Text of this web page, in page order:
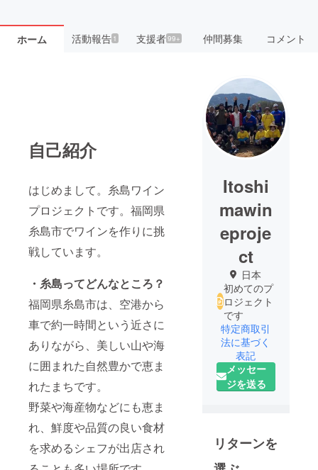
ホーム 活動報告1 支援者99+ 仲間募集 コメント
自己紹介
はじめまして。糸島ワイン
プロジェクトです。福岡県
糸島市でワインを作りに挑
戦しています。
・糸島ってどんなところ？
福岡県糸島市は、空港から
車で約一時間という近さに
ありながら、美しい山や海
に囲まれた自然豊かで恵ま
れたまちです。
野菜や海産物などにも恵ま
れ、鮮度や品質の良い食材
を求めるシェフが出店され
Itoshi
mawin
eproje
ct
日本
初めてのプ
ロジェクト
です
特定商取引
法に基づく
表記
メッセー
ジを送る
リターンを